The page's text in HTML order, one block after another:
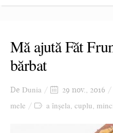
Mă ajută Făt
bărbat
De Dunia 29 nov., 2016
mele
a înșela, cuplu,